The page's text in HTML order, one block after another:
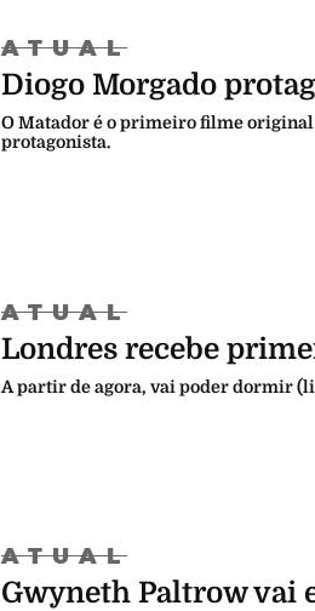
ATUAL
Diogo Morgado
O Matador é o primeiro filme
protagonista.
ATUAL
Londres recebe
A partir de agora, vai poder dormir
ATUAL
Gwyneth Paltrow vai